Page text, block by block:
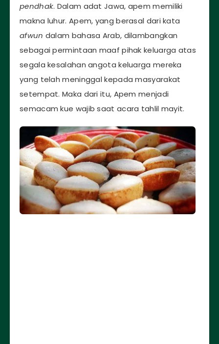
pendhak. Dalam adat Jawa, apem memiliki
makna luhur. Apem, yang berasal dari kata
afwun dalam bahasa Arab, dilambangkan
sebagai permintaan maaf pihak keluarga atas
segala kesalahan angota keluarga mereka
yang telah meninggal kepada masyarakat
setempat. Maka dari itu, Apem menjadi
semacam kue wajib saat acara tahlil mayit.